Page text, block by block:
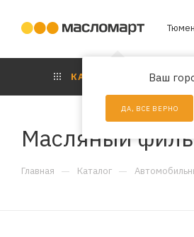
Ваш
ДА, ВСЕ ВЕРНО
КАТАЛОГ
Масляный
Главная — Каталог —